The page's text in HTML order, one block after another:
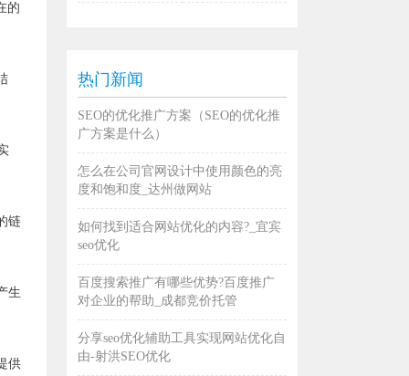
的
链
生
供
热门新闻
SEO的优化推广方案（SEO的优化推
广方案是什么）
怎么在公司官网设计中使用颜色的亮
度和饱和度_达州做网站
如何找到适合网站优化的内容?_宜宾
seo优化
百度搜索推广有哪些优势?百度推广
对企业的帮助_成都竞价托管
分享seo优化辅助工具实现网站优化自
由-射洪SEO优化